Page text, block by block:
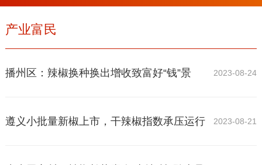
产业富民
2023-08-24
播州区：辣椒换种换出增收致富好“钱”景
2023-08-21
遵义小批量新椒上市，干辣椒指数承压运行